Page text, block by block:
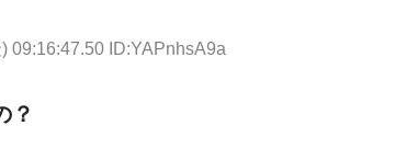
09:16:47.50 ID:YAPnhsA9a
？